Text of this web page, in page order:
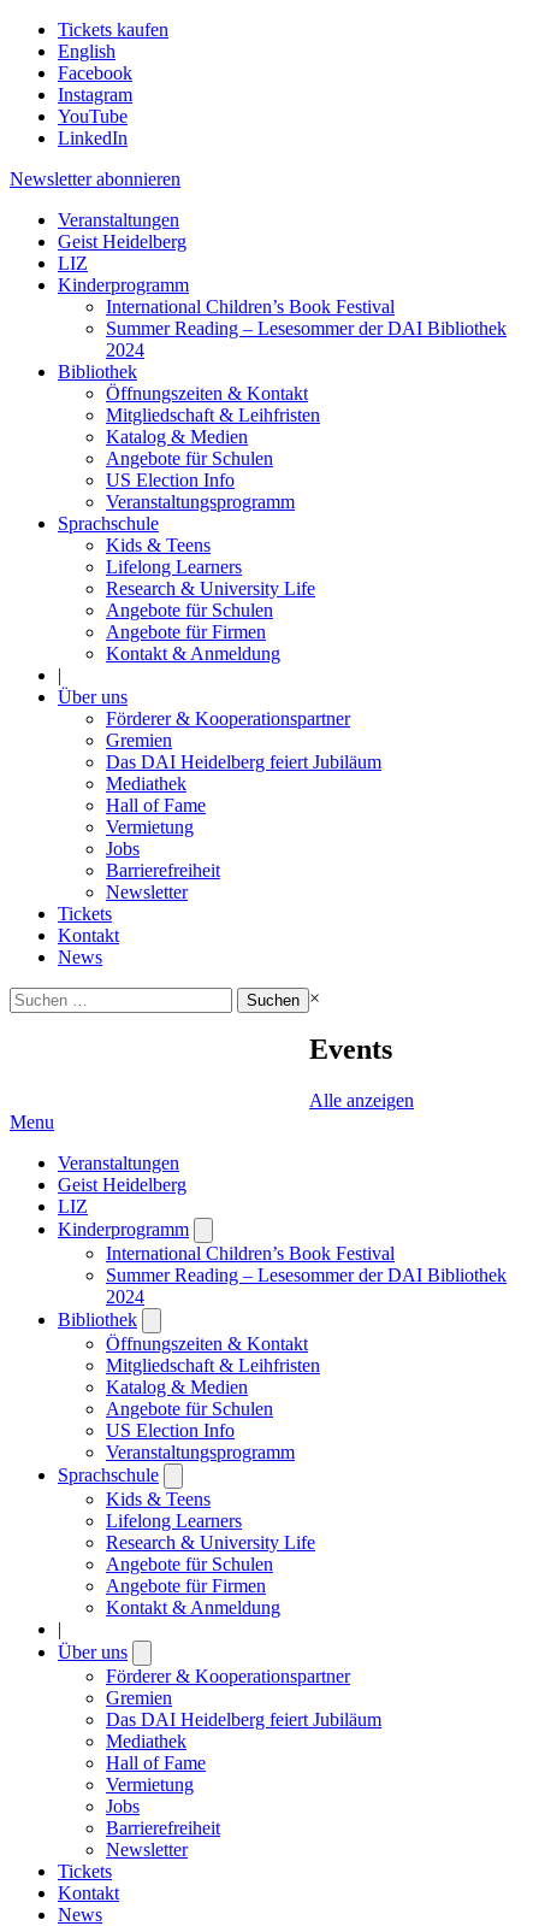
Tickets kaufen
English
Facebook
Instagram
YouTube
LinkedIn
Newsletter abonnieren
Veranstaltungen
Geist Heidelberg
LIZ
Kinderprogramm
International Children’s Book Festival
Summer Reading – Lesesommer der DAI Bibliothek
2024
Bibliothek
Öffnungszeiten & Kontakt
Mitgliedschaft & Leihfristen
Katalog & Medien
Angebote für Schulen
US Election Info
Veranstaltungsprogramm
Sprachschule
Kids & Teens
Lifelong Learners
Research & University Life
Angebote für Schulen
Angebote für Firmen
Kontakt & Anmeldung
|
Über uns
Förderer & Kooperationspartner
Gremien
Das DAI Heidelberg feiert Jubiläum
Mediathek
Hall of Fame
Vermietung
Jobs
Barrierefreiheit
Newsletter
Tickets
Kontakt
News
Suchen
nach:
×
Events
Alle anzeigen
Menu
Veranstaltungen
Geist Heidelberg
LIZ
Kinderprogramm
submenu
International Children’s Book Festival
Summer Reading – Lesesommer der DAI Bibliothek
2024
Bibliothek
submenu
Öffnungszeiten & Kontakt
Mitgliedschaft & Leihfristen
Katalog & Medien
Angebote für Schulen
US Election Info
Veranstaltungsprogramm
Sprachschule
submenu
Kids & Teens
Lifelong Learners
Research & University Life
Angebote für Schulen
Angebote für Firmen
Kontakt & Anmeldung
|
Über uns
submenu
Förderer & Kooperationspartner
Gremien
Das DAI Heidelberg feiert Jubiläum
Mediathek
Hall of Fame
Vermietung
Jobs
Barrierefreiheit
Newsletter
Tickets
Kontakt
News